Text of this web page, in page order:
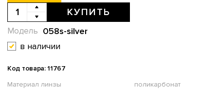
КУПИТЬ
058s-silver
Модель
в наличии
Код товара: 11767
Материал линзы
поликарбонат